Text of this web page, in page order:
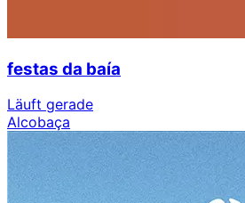
festas da baía
Läuft gerade
Alcobaça